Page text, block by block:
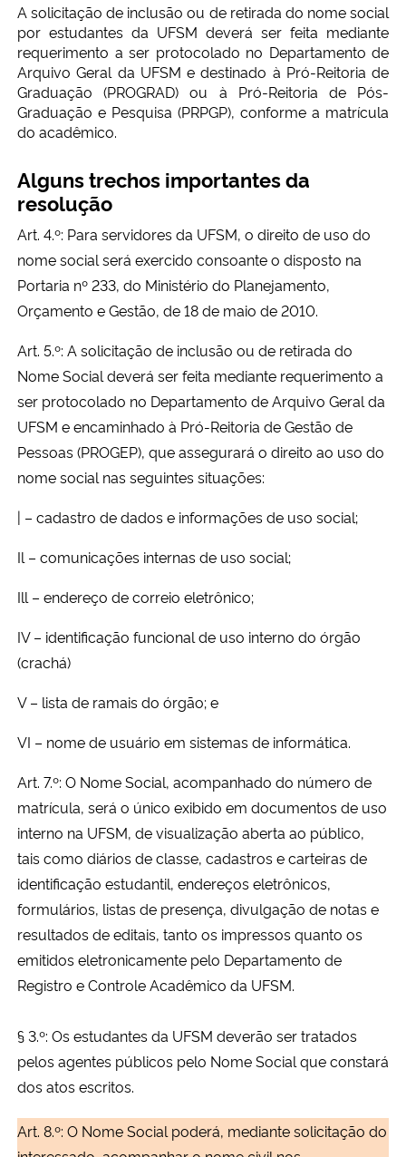
A solicitação de inclusão ou de retirada do nome social
por estudantes da UFSM deverá ser feita mediante
requerimento a ser protocolado no Departamento de
Arquivo Geral da UFSM e destinado à Pró-Reitoria de
Graduação (PROGRAD) ou à Pró-Reitoria de Pós-
Graduação e Pesquisa (PRPGP), conforme a matrícula
do acadêmico.
Alguns trechos importantes da
resolução
Art. 4.º: Para servidores da UFSM, o direito de uso do
nome social será exercido consoante o disposto na
Portaria nº 233, do Ministério do Planejamento,
Orçamento e Gestão, de 18 de maio de 2010.
Art. 5.º: A solicitação de inclusão ou de retirada do
Nome Social deverá ser feita mediante requerimento a
ser protocolado no Departamento de Arquivo Geral da
UFSM e encaminhado à Pró-Reitoria de Gestão de
Pessoas (PROGEP), que assegurará o direito ao uso do
nome social nas seguintes situações:
| – cadastro de dados e informações de uso social;
Il – comunicações internas de uso social;
Ill – endereço de correio eletrônico;
IV – identificação funcional de uso interno do órgão
(crachá)
V – lista de ramais do órgão; e
VI – nome de usuário em sistemas de informática.
Art. 7.º: O Nome Social, acompanhado do número de
matrícula, será o único exibido em documentos de uso
interno na UFSM, de visualização aberta ao público,
tais como diários de classe, cadastros e carteiras de
identificação estudantil, endereços eletrônicos,
formulários, listas de presença, divulgação de notas e
resultados de editais, tanto os impressos quanto os
emitidos eletronicamente pelo Departamento de
Registro e Controle Acadêmico da UFSM.
§ 3.º: Os estudantes da UFSM deverão ser tratados
pelos agentes públicos pelo Nome Social que constará
dos atos escritos.
Art. 8.º: O Nome Social poderá, mediante solicitação do